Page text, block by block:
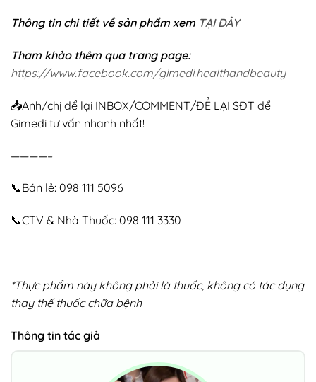
Thông tin chi tiết về sản phẩm xem TẠI ĐÂY
Tham khảo thêm qua trang page:
https://www.facebook.com/gimedi.healthandbeauty
📥Anh/chị để lại INBOX/COMMENT/ĐỂ LẠI SĐT để
Gimedi tư vấn nhanh nhất!
————–
📞Bán lẻ: 098 111 5096
📞CTV & Nhà Thuốc: 098 111 3330
*Thực phẩm này không phải là thuốc, không có tác dụng
thay thế thuốc chữa bệnh
Thông tin tác giả